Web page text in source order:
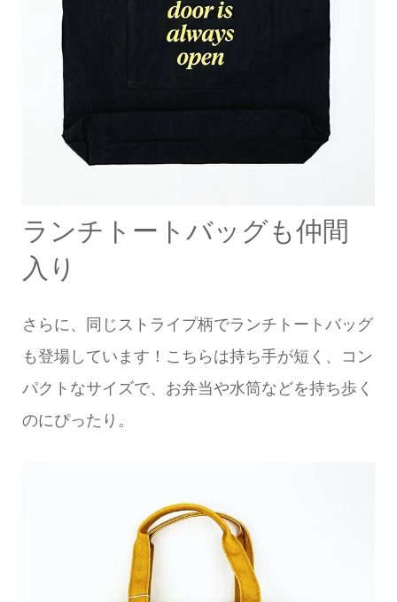
ランチトートバッグも仲間
入り
さらに、同じストライプ柄でランチトートバッグ
も登場しています！こちらは持ち手が短く、コン
パクトなサイズで、お弁当や水筒などを持ち歩く
のにぴったり。